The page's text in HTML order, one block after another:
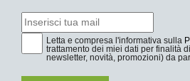
Letta e compresa l'informativa sulla
trattamento dei miei dati per finalità
newsletter, novità, promozioni) da